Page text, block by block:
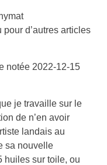
d’autres articles
notée 2022-12-15
je travaille sur le
de n’en avoir
landais au
sa nouvelle
huiles sur toile, ou